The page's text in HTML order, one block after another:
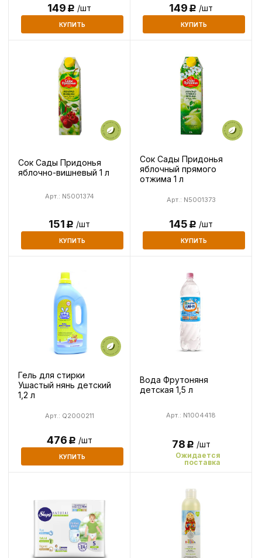
149Р /шт
КУПИТЬ
149Р /шт
КУПИТЬ
Сок Сады Придонья
яблочно-вишневый 1 л
Арт.: N5001374
151Р /шт
КУПИТЬ
Сок Сады Придонья
яблочный прямого
отжима 1 л
Арт.: N5001373
145Р /шт
КУПИТЬ
Гель для стирки
Ушастый нянь детский
1,2 л
Арт.: Q2000211
476Р /шт
КУПИТЬ
Вода Фрутоняня
детская 1,5 л
Арт.: N1004418
78Р /шт
Ожидается
поставка